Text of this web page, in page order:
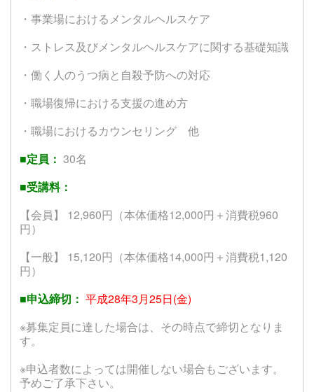
・事業場におけるメンタルヘルスケア
・ストレス及びメンタルヘルスケアに関する基礎知識
・働く人のうつ病と自殺予防への対応
・職場復帰における支援の進め方
・職場におけるカウンセリング 他
■定員： 30名
■受講料：
【会員】 12,960円（本体価格12,000円＋消費税960
円）
【一般】 15,120円（本体価格14,000円＋消費税1,120
円）
■申込締切： 平成28年3月25日(金)
※募集定員に達した場合は、その時点で締切となりま
す。
※申込者数によっては開催しない場合もございます。
予めご了承下さい。